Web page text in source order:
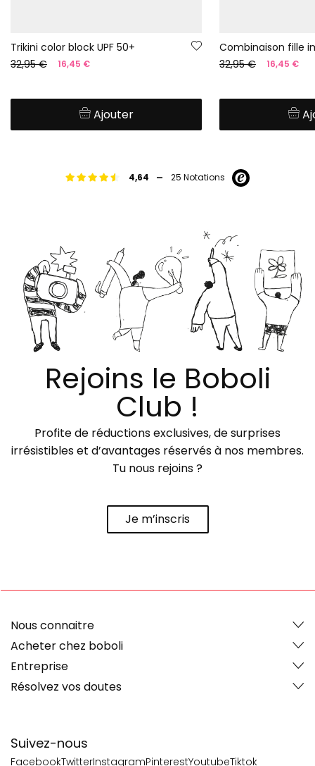
Trikini color block UPF 50+
32,95 €
16,45 €
Ajouter
Combinaison fille
32,95 €
16,45 €
4,64 - 25 Notations
Rejoins le Boboli
Club !
Profite de réductions exclusives, de surprises
irrésistibles et d’avantages réservés à nos membres.
Tu nous rejoins ?
Je m’inscris
Suivez-nous
FacebookTwitterInstagramPinterestYoutubeTiktok
Nous connaitre
Acheter chez boboli
Entreprise
Résolvez vos doutes